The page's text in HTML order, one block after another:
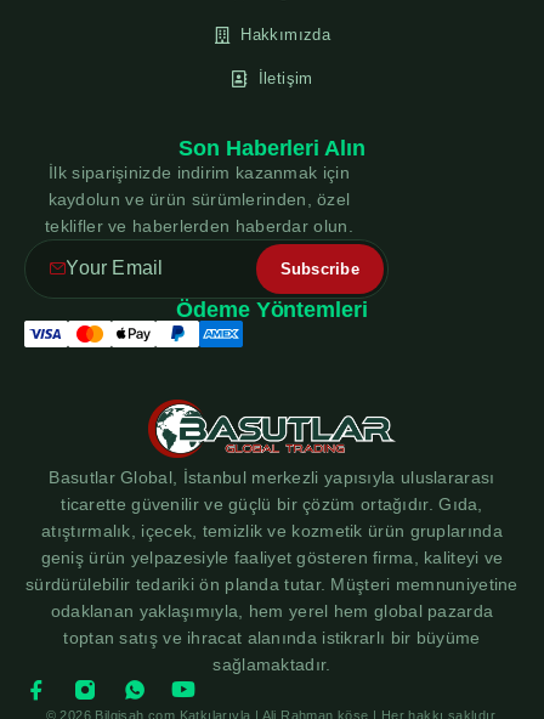
Hakkımızda
İletişim
Basutlar Global, İstanbul merkezli yapısıyla uluslararası
ticarette güvenilir ve güçlü bir çözüm ortağıdır. Gıda,
atıştırmalık, içecek, temizlik ve kozmetik ürün gruplarında
geniş ürün yelpazesiyle faaliyet gösteren firma, kaliteyi ve
sürdürülebilir tedariki ön planda tutar. Müşteri memnuniyetine
odaklanan yaklaşımıyla, hem yerel hem global pazarda
toptan satış ve ihracat alanında istikrarlı bir büyüme
sağlamaktadır.
© 2026 Bilgisah.com Katkılarıyla | Ali Rahman köse | Her hakkı saklıdır.
Son Haberleri Alın
İlk siparişinizde indirim kazanmak için
kaydolun ve ürün sürümlerinden, özel
teklifler ve haberlerden haberdar olun.
Ödeme Yöntemleri